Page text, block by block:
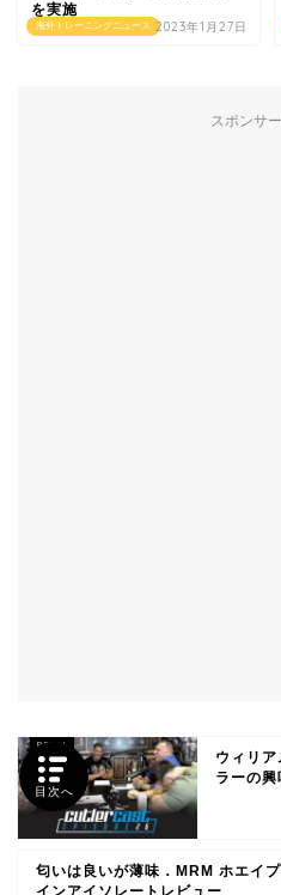
海外トレーニングニュース
を実施
2023年1月27日
スポンサ
ウィリ
ラーの
匂いは良いが薄味．MRM ホエイ
目次へ